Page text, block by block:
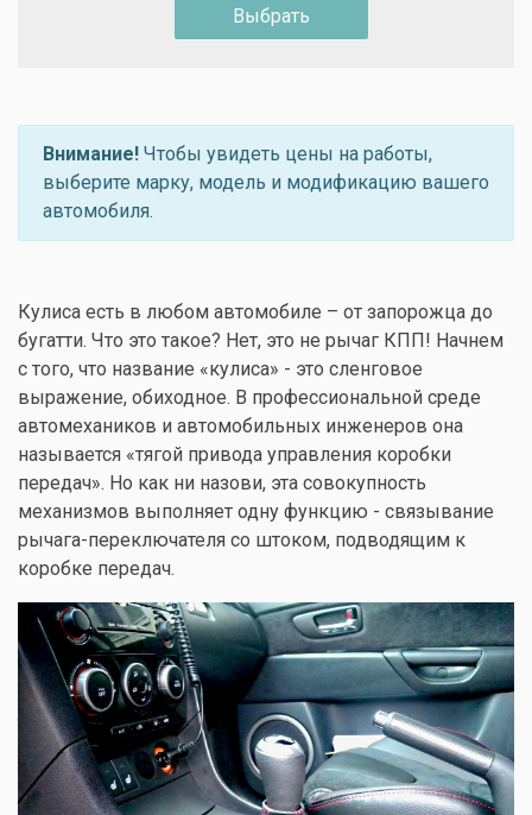
Выбрать
Внимание! Чтобы увидеть цены на работы,
выберите марку, модель и модификацию вашего
автомобиля.
Кулиса есть в любом автомобиле – от запорожца до
бугатти. Что это такое? Нет, это не рычаг КПП! Начнем
с того, что название «кулиса» - это сленговое
выражение, обиходное. В профессиональной среде
автомехаников и автомобильных инженеров она
называется «тягой привода управления коробки
передач». Но как ни назови, эта совокупность
механизмов выполняет одну функцию - связывание
рычага-переключателя со штоком, подводящим к
коробке передач.